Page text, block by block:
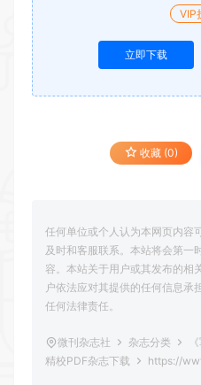
VIP
立即下载
收藏 (0)
任何单位或个人认为本网页内容
及时和客服联系。本站将会第一
容。本站关于用户或其发布的相
户依法应对其提供的任何信息承
任何法律责任。
微刊杂志社 杂志分类
精校PDF杂志下载
https://